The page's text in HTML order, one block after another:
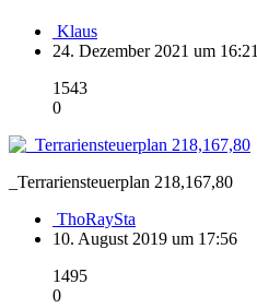
Klaus
24. Dezember 2021 um 16:21
1543
0
_Terrariensteuerplan 218,167,80
ThoRaySta
10. August 2019 um 17:56
1495
0